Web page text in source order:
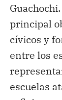
principal
cívicos y
entre los
escuelas